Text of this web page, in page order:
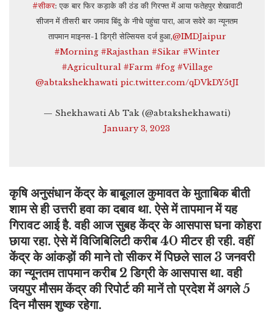
#सीकर: एक बार फिर कड़ाके की ठंड की गिरफ्त में आया फतेहपुर शेखावाटी
सीजन में तीसरी बार जमाव बिंदु के नीचे पहुंचा पारा, आज सवेरे का न्यूनतम
तापमान माइनस-1 डिग्री सेल्सियस दर्ज हुआ,@IMDJaipur
#Morning #Rajasthan #Sikar #Winter
#Agricultural #Farm #fog #Village
@abtakshekhawati pic.twitter.com/qDVkDY5tJI
— Shekhawati Ab Tak (@abtakshekhawati)
January 3, 2023
कृषि अनुसंधान केंद्र के बाबूलाल कुमावत के मुताबिक बीती
शाम से ही उत्तरी हवा का दबाव था. ऐसे में तापमान में यह
गिरावट आई है. वही आज सुबह केंद्र के आसपास घना कोहरा
छाया रहा. ऐसे में विजिबिलिटी करीब 40 मीटर ही रही. वहीं
केंद्र के आंकड़ों की माने तो सीकर में पिछले साल 3 जनवरी
का न्यूनतम तापमान करीब 2 डिग्री के आसपास था. वही
जयपुर मौसम केंद्र की रिपोर्ट की मानें तो प्रदेश में अगले 5
दिन मौसम शुष्क रहेगा.